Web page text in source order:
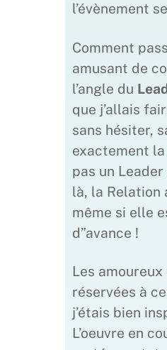
l’évènement
Comment
amusant de
l’angle du
que j’allais
sans hésiter,
exactement
pas un
là, la Relation
même si elle
d”avance !
Les amoureux
réservées à
j’étais bien
L’oeuvre en